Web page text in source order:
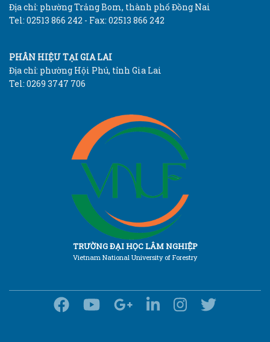
Địa chỉ: phường Trảng Bom, thành phố Đồng Nai
Tel: 02513 866 242 - Fax: 02513 866 242
PHÂN HIỆU TẠI GIA LAI
Địa chỉ: phường Hội Phú, tỉnh Gia Lai
Tel: 0269 3747 706
TRƯỜNG ĐẠI HỌC LÂM NGHIỆP
Vietnam National University of Forestry